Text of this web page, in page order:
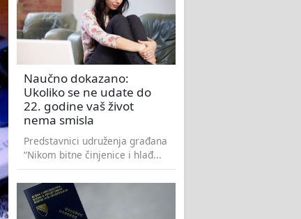
Naučno dokazano:
Ukoliko se ne udate do
22. godine vaš život
nema smisla
Predstavnici udruženja građana
“Nikom bitne činjenice i hlađ...